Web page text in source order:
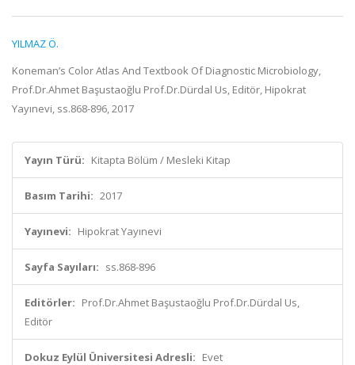
YILMAZ Ö.
Koneman’s Color Atlas And Textbook Of Diagnostic Microbiology,
Prof.Dr.Ahmet Başustaoğlu Prof.Dr.Dürdal Us, Editör, Hipokrat
Yayınevi, ss.868-896, 2017
Yayın Türü: Kitapta Bölüm / Mesleki Kitap
Basım Tarihi: 2017
Yayınevi: Hipokrat Yayınevi
Sayfa Sayıları: ss.868-896
Editörler: Prof.Dr.Ahmet Başustaoğlu Prof.Dr.Dürdal Us,
Editör
Dokuz Eylül Üniversitesi Adresli: Evet